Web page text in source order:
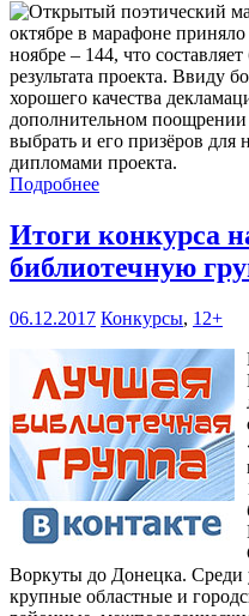
октябре в марафоне
ноябре – 144, что
результата проекта. Ввиду
хорошего качества
дополнительном
выбрать и его призёров
дипломами проекта.
Подробнее
Итоги конкурса
библиотечную
06.12.2017 Конкурсы, 12+
Воркуты до Донецка. Среди
крупные областные и